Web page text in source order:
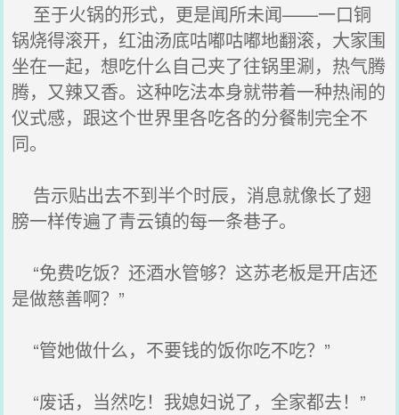
至于火锅的形式，更是闻所未闻——一口铜
锅烧得滚开，红油汤底咕嘟咕嘟地翻滚，大家围
坐在一起，想吃什么自己夹了往锅里涮，热气腾
腾，又辣又香。这种吃法本身就带着一种热闹的
仪式感，跟这个世界里各吃各的分餐制完全不
同。
告示贴出去不到半个时辰，消息就像长了翅
膀一样传遍了青云镇的每一条巷子。
“免费吃饭？还酒水管够？这苏老板是开店还
是做慈善啊？”
“管她做什么，不要钱的饭你吃不吃？”
“废话，当然吃！我媳妇说了，全家都去！”